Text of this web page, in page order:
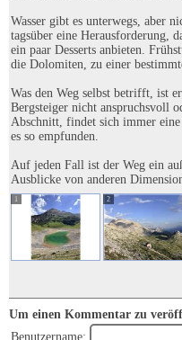
Wasser gibt es unterwegs, aber
tagsüber eine Herausforderung,
ein paar Desserts anbieten.
die Dolomiten, zu einer
Was den Weg selbst betrifft, ist
Bergsteiger nicht anspruchsvoll
Abschnitt, findet sich immer
es so empfunden.
Auf jeden Fall ist der Weg ein
Ausblicke von anderen
1 2
Um einen Kommentar zu
Benutzername: